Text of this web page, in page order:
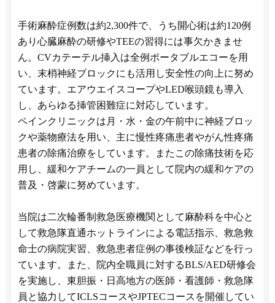
手術麻酔症例数は約2,300件で、うち開心術は約120例
あり心臓麻酔の研修やTEEの習得には事欠かきませ
ん。CVカテーテル挿入は全例ポータブルエコーを用
い、末梢神経ブロックにも活用し安全性の向上に努め
ています。エアウエイスコープやLED喉頭鏡も導入
し、あらゆる挿管困難症に対応しています。
ペインクリニックは月・水・金の午前中に神経ブロッ
クや薬物療法を用い、主に慢性疼痛患者やがん性疼痛
患者の除痛治療をしています。またこの除痛技術を応
用し、緩和ケアチームの一員として院内の緩和ケアの
普及・啓蒙に努めています。
当院は二次輪番制救急医療機関として麻酔科を中心と
して救急隊直通ホットラインによる電話指示、救急救
命士の病院実習、救急患者症例の事後検証などを行っ
ています。また、院内全職員に対するBLS/AED研修会
を実施し、東胆振・日高地方の医師・看護師・救急隊
員と協力してICLSコースやJPTECコースを開催してい